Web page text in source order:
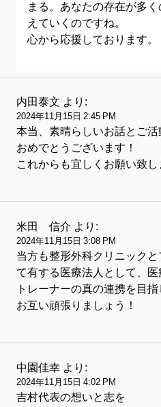
まる。あなたの存在が多
えていくのですね。
心から応援しております。
内田泰文 より:
2024年11月15日 2:45 PM
本当、素晴らしいお話とご活
おめでとうございます！
これからも宜しくお願い致し
米田 信介 より:
2024年11月15日 3:08 PM
当方も整形外科クリニック
て有する医療法人として、
トレーナーの真の連携を目
お互い頑張りましょう！
中園佳幸 より:
2024年11月15日 4:02 PM
吉村代表の想いと志を